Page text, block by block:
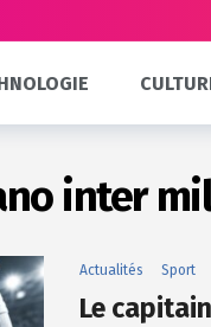
inter
Actualités Sport
Le